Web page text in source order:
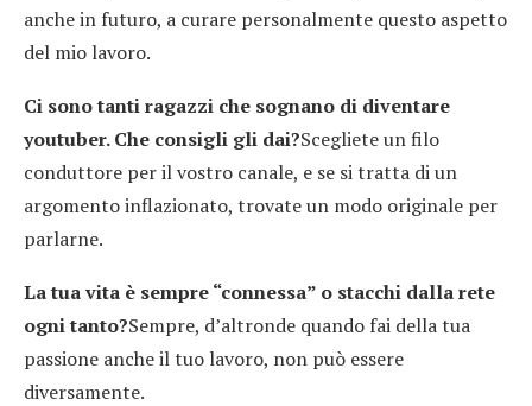
anche in futuro, a curare personalmente questo aspetto
del mio lavoro.
Ci sono tanti ragazzi che sognano di diventare
youtuber. Che consigli gli dai?Scegliete un filo
conduttore per il vostro canale, e se si tratta di un
argomento inflazionato, trovate un modo originale per
parlarne.
La tua vita è sempre “connessa” o stacchi dalla rete
ogni tanto?Sempre, d’altronde quando fai della tua
passione anche il tuo lavoro, non può essere
diversamente.